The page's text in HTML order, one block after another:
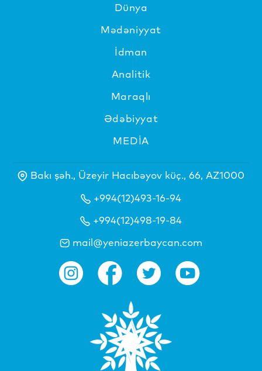
Dünya
Mədəniyyat
İdman
Analitik
Maraqlı
Ədəbiyyat
MEDİA
Bakı şəh., Üzeyir Hacıbəyov küç., 66, AZ1000
+994(12)493-16-94
+994(12)498-19-84
mail@yeniazerbaycan.com